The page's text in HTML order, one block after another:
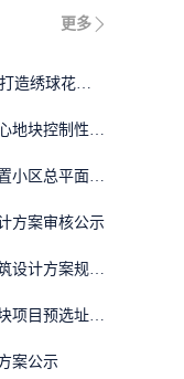
更多
方案审核公示
案公示